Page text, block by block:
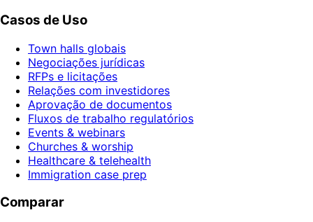
Casos de Uso
Town halls globais
Negociações jurídicas
RFPs e licitações
Relações com investidores
Aprovação de documentos
Fluxos de trabalho regulatórios
Events & webinars
Churches & worship
Healthcare & telehealth
Immigration case prep
Comparar